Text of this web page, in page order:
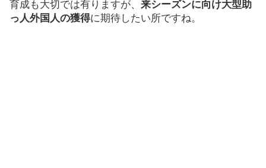
育成も大切では有りますが、 来シーズンに向け大型助
っ人外国人の獲得に期待したい所ですね。